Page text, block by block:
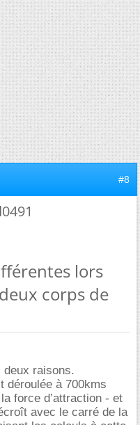
#8
lors
corps de
raisons.
déroulée à 700kms
force d’attraction - et
avec le carré de la